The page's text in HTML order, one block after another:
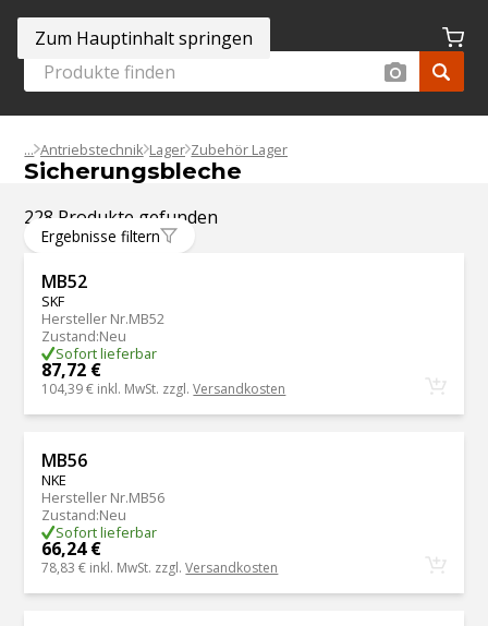
Zum Hauptinhalt springen
Antriebstechnik Lager Zubehör Lager
Sicherungsbleche
228 Produkte gefunden
Ergebnisse filtern
MB52
SKF
Hersteller Nr.MB52
Zustand:Neu
Sofort lieferbar
87,72 €
104,39 € inkl. MwSt. zzgl.Versandkosten
MB56
NKE
Hersteller Nr.MB56
Zustand:Neu
Sofort lieferbar
66,24 €
78,83 € inkl. MwSt. zzgl.Versandkosten